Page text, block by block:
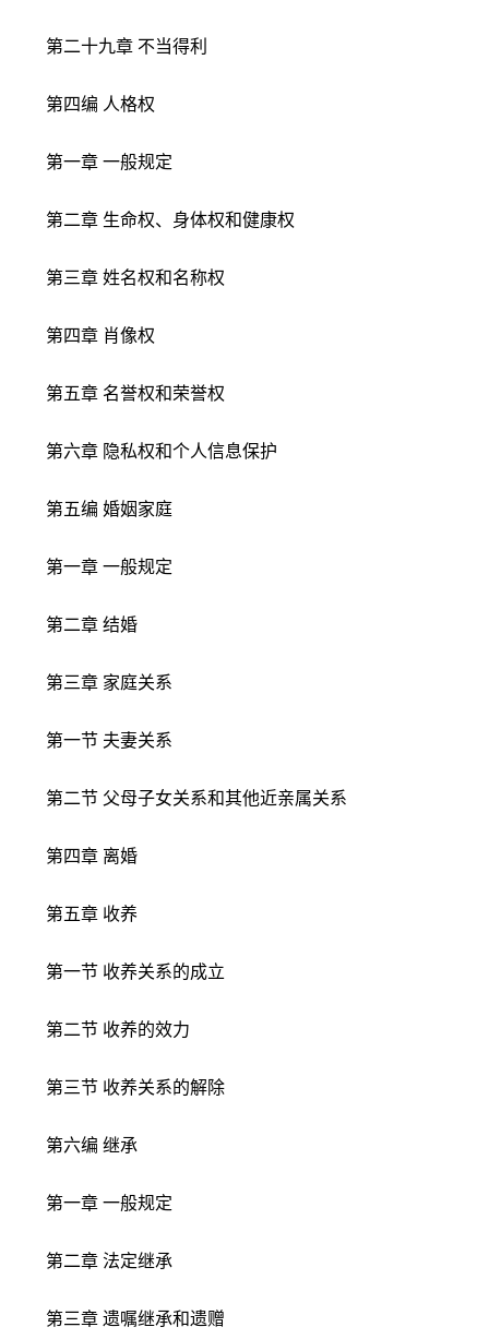
第二十九章 不当得利
第四编 人格权
第一章 一般规定
第二章 生命权、身体权和健康权
第三章 姓名权和名称权
第四章 肖像权
第五章 名誉权和荣誉权
第六章 隐私权和个人信息保护
第五编 婚姻家庭
第一章 一般规定
第二章 结婚
第三章 家庭关系
第一节 夫妻关系
第二节 父母子女关系和其他近亲属关系
第四章 离婚
第五章 收养
第一节 收养关系的成立
第二节 收养的效力
第三节 收养关系的解除
第六编 继承
第一章 一般规定
第二章 法定继承
第三章 遗嘱继承和遗赠